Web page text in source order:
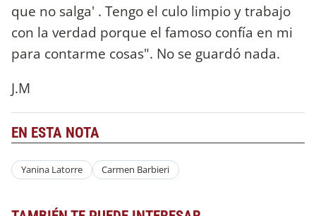
que no salga' . Tengo el culo limpio y trabajo
con la verdad porque el famoso confía en mi
para contarme cosas". No se guardó nada.
J.M
EN ESTA NOTA
Yanina Latorre Carmen Barbieri